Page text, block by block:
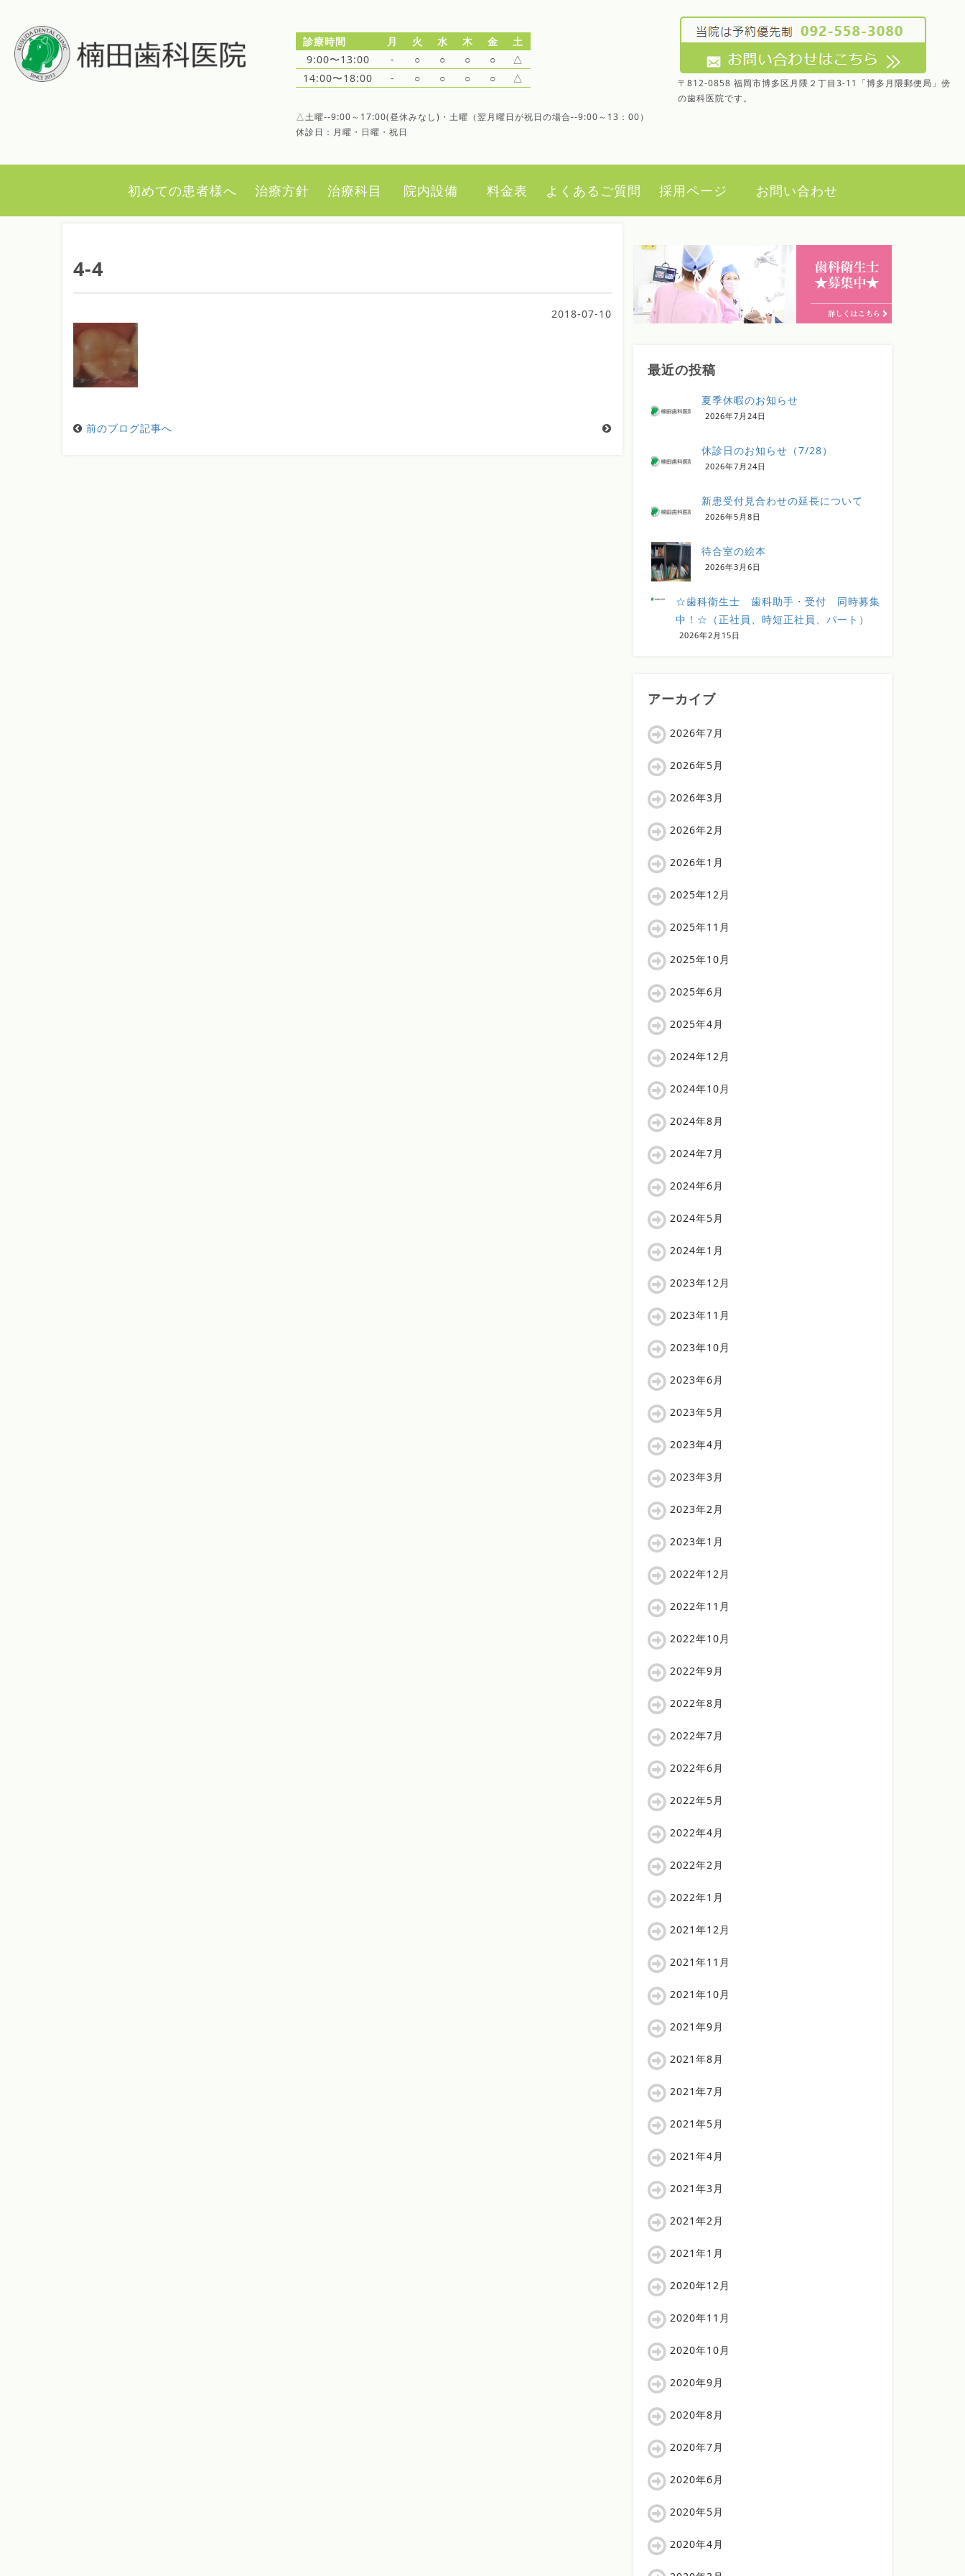
診療時間 月 火 水 木 金
土
9:00〜13:00
- ○ ○ ○ ○
△
14:00〜18:00
- ○ ○ ○ ○ △
△土曜--9:00～17:00(昼休みなし)・土曜（翌月曜日が祝日の場合--9:00～13：00）
休診日：月曜・日曜・祝日
〒812-0858 福岡市博多区月隈２丁目3-11「博多月隈郵便局」傍
の歯科医院です。
初めての患者様へ 治療方針 治療科目 院内設備 料金表 よくあるご質問 採用ページ お問い合わせ
4-4
2018-07-10
前のブログ記事へ
最近の投稿
夏季休暇のお知らせ
2026年7月24日
休診日のお知らせ（7/28）
2026年7月24日
新患受付見合わせの延長について
2026年5月8日
待合室の絵本
2026年3月6日
☆歯科衛生士 歯科助手・受付 同時募集
中！☆（正社員、時短正社員、パート）
2026年2月15日
アーカイブ
2026年7月
2026年5月
2026年3月
2026年2月
2026年1月
2025年12月
2025年11月
2025年10月
2025年6月
2025年4月
2024年12月
2024年10月
2024年8月
2024年7月
2024年6月
2024年5月
2024年1月
2023年12月
2023年11月
2023年10月
2023年6月
2023年5月
2023年4月
2023年3月
2023年2月
2023年1月
2022年12月
2022年11月
2022年10月
2022年9月
2022年8月
2022年7月
2022年6月
2022年5月
2022年4月
2022年2月
2022年1月
2021年12月
2021年11月
2021年10月
2021年9月
2021年8月
2021年7月
2021年5月
2021年4月
2021年3月
2021年2月
2021年1月
2020年12月
2020年11月
2020年10月
2020年9月
2020年8月
2020年7月
2020年6月
2020年5月
2020年4月